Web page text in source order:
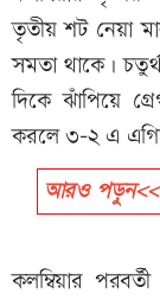
তৃতীয় শট নেয়া
সমতা থাকে। চতুর্থ
দিকে ঝাঁপিয়ে
করলে ৩-২ এ
আরও
কলম্বিয়ার